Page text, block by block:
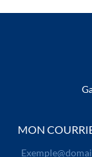
MON